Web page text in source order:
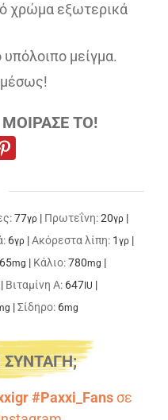
χρώμα εξωτερικά
μείγμα.
ΤΟ!
77γρ | Πρωτεΐνη:20γρ |
6γρ |Ακόρεστα λίπη: 1 γρ |
mg | Κάλιο:780mg |
| Βιταμίνη A: 647 IU |
|Σίδηρο: 6mg
ΣΥΝΤΑΓΗ;
#Paxxi_Fansσε